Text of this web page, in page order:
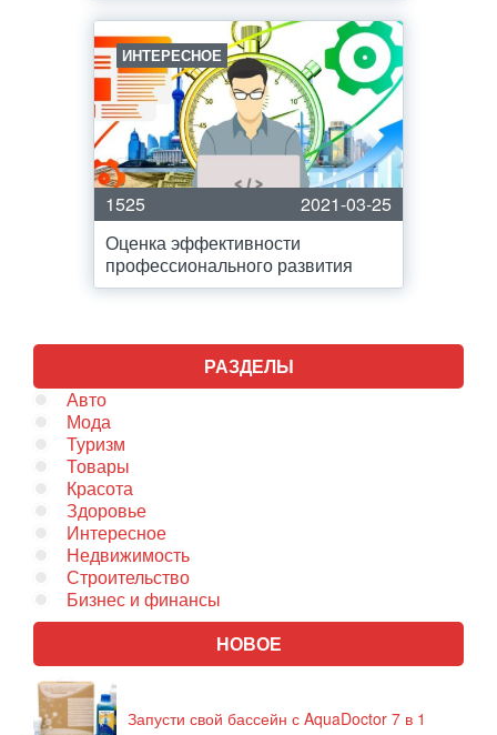
ИНТЕРЕСНОЕ
1525
2021-03-25
Оценка эффективности
профессионального развития
РАЗДЕЛЫ
Авто
Мода
Туризм
Товары
Красота
Здоровье
Интересное
Недвижимость
Строительство
Бизнес и финансы
НОВОЕ
Запусти свой бассейн с AquaDoctor 7 в 1